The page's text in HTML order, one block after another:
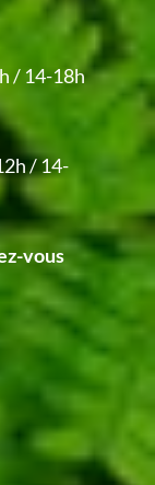
/ 14-18h
/ 14-
vous